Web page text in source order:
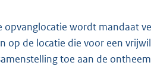
wordt mandaat
op de locatie die voor een
toe aan de